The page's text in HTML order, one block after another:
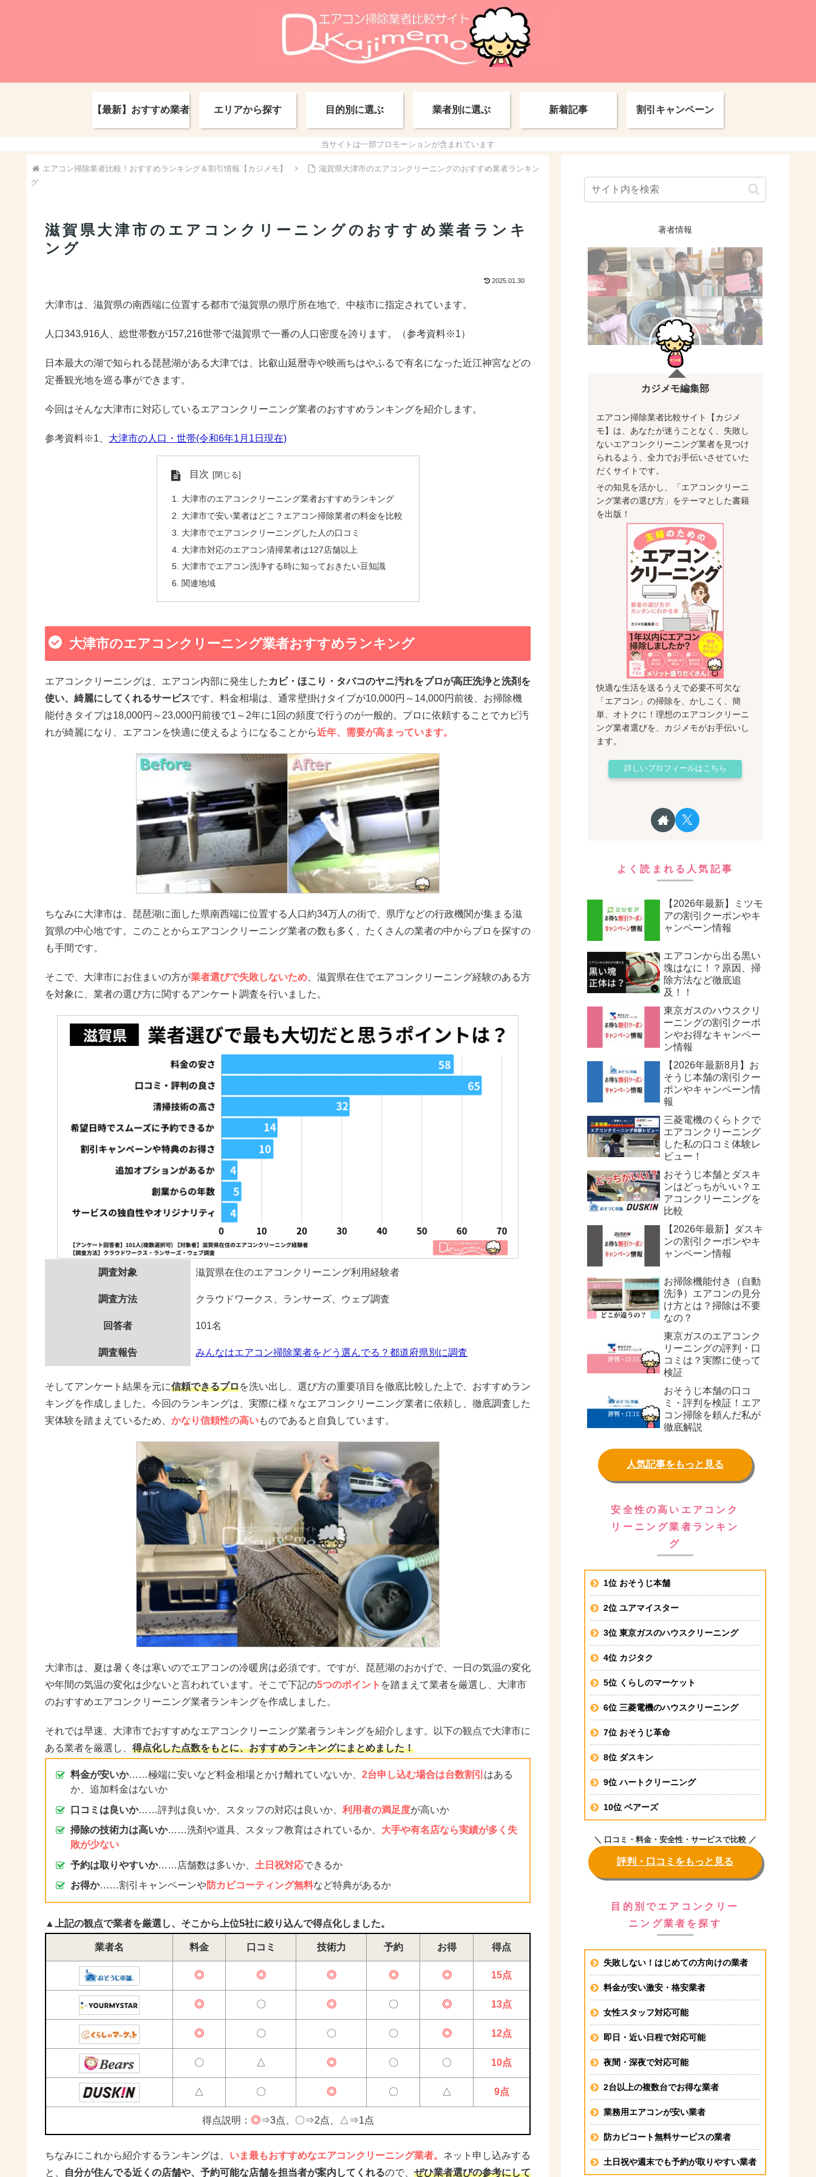
【最新】おすすめ業者 エリアから探す 目的別に選ぶ 業者別に選ぶ 新着記事 割引キャンペーン
当サイトは一部プロモーションが含まれています
エアコン掃除業者比較！おすすめランキング＆割引情報【カジメモ】
滋賀県大津市のエアコンクリーニングのおすすめ業者ランキン
グ
滋賀県大津市のエアコンクリーニングのおすすめ業者ランキ
ング
2025.01.30
大津市は、滋賀県の南西端に位置する都市で滋賀県の県庁所在地で、中核市に指定されています。
人口343,916人、総世帯数が157,216世帯で滋賀県で一番の人口密度を誇ります。（参考資料※1）
日本最大の湖で知られる琵琶湖がある大津では、比叡山延暦寺や映画ちはやふるで有名になった近江神宮などの
定番観光地を巡る事ができます。
今回はそんな大津市に対応しているエアコンクリーニング業者のおすすめランキングを紹介します。
参考資料※1、 大津市の人口・世帯(令和6年1月1日現在)
目次
大津市のエアコンクリーニング業者おすすめランキング
大津市で安い業者はどこ？エアコン掃除業者の料金を比較
大津市でエアコンクリーニングした人の口コミ
大津市対応のエアコン清掃業者は127店舗以上
大津市でエアコン洗浄する時に知っておきたい豆知識
関連地域
大津市のエアコンクリーニング業者おすすめランキング
エアコンクリーニングは、エアコン内部に発生した カビ・ほこり・タバコのヤニ汚れをプロが高圧洗浄と洗剤を
使い、綺麗にしてくれるサービスです。料金相場は、通常壁掛けタイプが10,000円～14,000円前後、お掃除機
能付きタイプは18,000円～23,000円前後で1～2年に1回の頻度で行うのが一般的。プロに依頼することでカビ汚
れが綺麗になり、エアコンを快適に使えるようになることから近年、需要が高まっています。
ちなみに大津市は、琵琶湖に面した県南西端に位置する人口約34万人の街で、県庁などの行政機関が集まる滋
賀県の中心地です。このことからエアコンクリーニング業者の数も多く、たくさんの業者の中からプロを探すの
も手間です。
そこで、大津市にお住まいの方が業者選びで失敗しないため 、滋賀県在住でエアコンクリーニング経験のある方
を対象に、業者の選び方に関するアンケート調査を行いました。
調査対象 滋賀県在住のエアコンクリーニング利用経験者
調査方法 クラウドワークス、ランサーズ、ウェブ調査
回答者 101名
調査報告 みんなはエアコン掃除業者をどう選んでる？都道府県別に調査
そしてアンケート結果を元に信頼できるプロを洗い出し、選び方の重要項目を徹底比較した上で、おすすめラン
キングを作成しました。今回のランキングは、実際に様々なエアコンクリーニング業者に依頼し、徹底調査した
実体験を踏まえているため、 かなり信頼性の高いものであると自負しています。
大津市は、夏は暑く冬は寒いのでエアコンの冷暖房は必須です。ですが、琵琶湖のおかげで、一日の気温の変化
や年間の気温の変化は少ないと言われています。そこで下記の5つのポイント を踏まえて業者を厳選し、大津市
のおすすめエアコンクリーニング業者ランキングを作成しました。
それでは早速、大津市でおすすめなエアコンクリーニング業者ランキングを紹介します。以下の観点で大津市に
ある業者を厳選し、 得点化した点数をもとに、おすすめランキングにまとめました！
料金が安いか……極端に安いなど料金相場とかけ離れていないか、 2台申し込む場合は台数割引 はある
か、追加料金はないか
口コミは良いか……評判は良いか、スタッフの対応は良いか、 利用者の満足度が高いか
掃除の技術力は高いか……洗剤や道具、スタッフ教育はされているか、 大手や有名店なら実績が多く失
敗が少ない
予約は取りやすいか……店舗数は多いか、 土日祝対応できるか
お得か……割引キャンペーンや防カビコーティング無料など特典があるか
▲上記の観点で業者を厳選し、そこから上位5社に絞り込んで得点化しました。
業者名 料金 口コミ 技術力 予約 お得 得点
◎ ◎ ◎ ◎ ◎ 15点
◎ 〇 ◎ 〇 ◎ 13点
◎ 〇 〇 〇 ◎ 12点
〇 △ ◎ 〇 〇 10点
△ 〇 ◎ 〇 △ 9点
得点説明： ◎⇒3点、〇⇒2点、△⇒1点
ちなみにこれから紹介するランキングは、 いま最もおすすめなエアコンクリーニング業者。 ネット申し込みする
と、
自分が住んでる近くの店舗や、予約可能な店舗を担当者が案内してくれるので、 ぜひ業者選びの参考にして
著者情報
カジメモ編集部
エアコン掃除業者比較サイト【カジメ
モ】は、あなたが迷うことなく、失敗し
ないエアコンクリーニング業者を見つけ
られるよう、全力でお手伝いさせていた
だくサイトです。
その知見を活かし、「エアコンクリーニ
ング業者の選び方」をテーマとした書籍
を出版！
快適な生活を送るうえで必要不可欠な
「エアコン」の掃除を、かしこく、簡
単、オトクに！理想のエアコンクリーニ
ング業者選びを、カジメモがお手伝いし
ます。
詳しいプロフィールはこちら
よく読まれる人気記事
【2026年最新】ミツモ
アの割引クーポンやキ
ャンペーン情報
エアコンから出る黒い
塊はなに！？原因、掃
除方法など徹底追
及！！
東京ガスのハウスクリ
ーニングの割引クーポ
ンやお得なキャンペー
ン情報
【2026年最新8月】お
そうじ本舗の割引クー
ポンやキャンペーン情
報
三菱電機のくらトクで
エアコンクリーニング
した私の口コミ体験レ
ビュー！
おそうじ本舗とダスキ
ンはどっちがいい？エ
アコンクリーニングを
比較
【2026年最新】ダスキ
ンの割引クーポンやキ
ャンペーン情報
お掃除機能付き（自動
洗浄）エアコンの見分
け方とは？掃除は不要
なの？
東京ガスのエアコンク
リーニングの評判・口
コミは？実際に使って
検証
おそうじ本舗の口コ
ミ・評判を検証！エア
コン掃除を頼んだ私が
徹底解説
人気記事をもっと見る
安全性の高いエアコンク
リーニング業者ランキン
グ
1位 おそうじ本舗
2位 ユアマイスター
3位 東京ガスのハウスクリーニング
4位 カジタク
5位 くらしのマーケット
6位 三菱電機のハウスクリーニング
7位 おそうじ革命
8位 ダスキン
9位 ハートクリーニング
10位 ベアーズ
＼ 口コミ・料金・安全性・サービスで比較 ／
評判・口コミをもっと見る
目的別でエアコンクリー
ニング業者を探す
失敗しない！はじめての方向けの業者
料金が安い激安・格安業者
女性スタッフ対応可能
即日・近い日程で対応可能
夜間・深夜で対応可能
2台以上の複数台でお得な業者
業務用エアコンが安い業者
防カビコート無料サービスの業者
土日祝や週末でも予約が取りやすい業者